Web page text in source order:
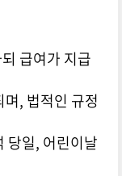
급여가 지급
, 법적인 규정
당일, 어린이날